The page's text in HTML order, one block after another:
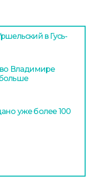
в Гусь-
во Владимире
уже более 100